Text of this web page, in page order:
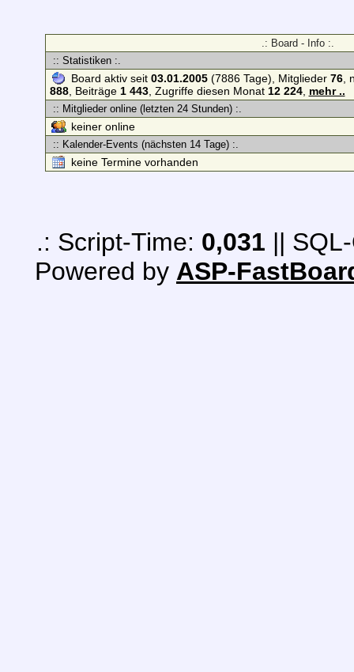
.: Board - Info :.
:: Statistiken :.
Board aktiv seit 03.01.2005(7886 Tage), Mitglieder 76,
888, Beiträge 1 443, Zugriffe diesen Monat 12 224, mehr ..
:: Mitglieder online (letzten 24 Stunden) :.
keiner online
:: Kalender-Events (nächsten 14 Tage) :.
keine Termine vorhanden
.: Script-Time: 0,031 ||
Powered by ASP-